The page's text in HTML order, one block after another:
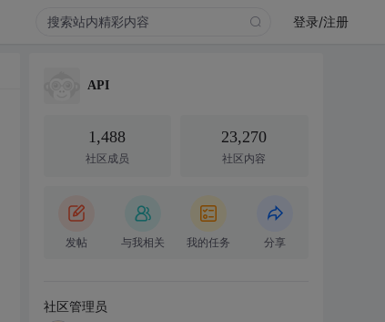
登录/注册
API
1,488
社区成员
23,270
社区内容
发帖 与我相关 我的任务 分享
社区管理员